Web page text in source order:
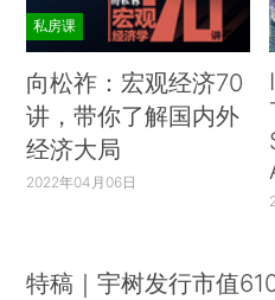
私房课
向松祚：宏观经济70
讲，带你了解国内外
经济大局
2022年04月06日
特稿｜宇树发行市值